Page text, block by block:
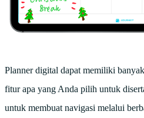
Planner digital dapat memiliki
fitur apa yang Anda pilih untuk
untuk membuat navigasi melalui